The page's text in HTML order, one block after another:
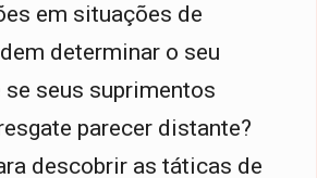
em situações de
determinar o seu
seus suprimentos
parecer distante?
descobrir as táticas de